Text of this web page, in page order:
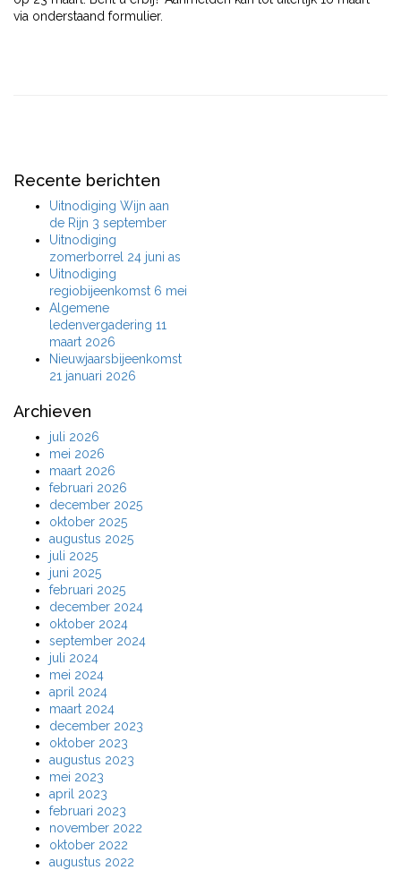
via onderstaand formulier.
Recente berichten
Uitnodiging Wijn aan
de Rijn 3 september
Uitnodiging
zomerborrel 24 juni as
Uitnodiging
regiobijeenkomst 6 mei
Algemene
ledenvergadering 11
maart 2026
Nieuwjaarsbijeenkomst
21 januari 2026
Archieven
juli 2026
mei 2026
maart 2026
februari 2026
december 2025
oktober 2025
augustus 2025
juli 2025
juni 2025
februari 2025
december 2024
oktober 2024
september 2024
juli 2024
mei 2024
april 2024
maart 2024
december 2023
oktober 2023
augustus 2023
mei 2023
april 2023
februari 2023
november 2022
oktober 2022
augustus 2022